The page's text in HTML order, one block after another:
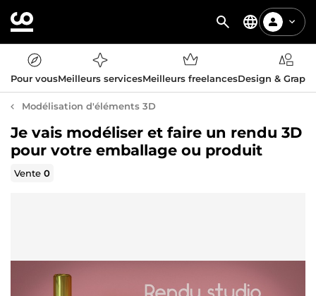
Pour vousMeilleurs servicesMeilleurs freelancesDesign &
Modélisation d'éléments 3D
Je vais modéliser et faire un rendu 3D
pour votre emballage ou produit
Vente0